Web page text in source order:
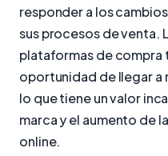
responder a los
sus procesos de venta.
plataformas de compra
oportunidad de llegar a
lo que tiene un valor
marca y el aumento de
online.